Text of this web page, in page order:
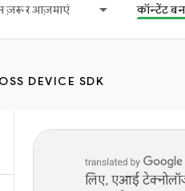
ज़रूर आज़माएं कॉन्टेंट
DEVICE SDK
लिए, एआई